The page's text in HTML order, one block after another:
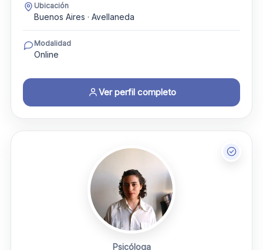
Ubicación
Buenos Aires · Avellaneda
Modalidad
Online
Ver perfil completo
Psicóloga